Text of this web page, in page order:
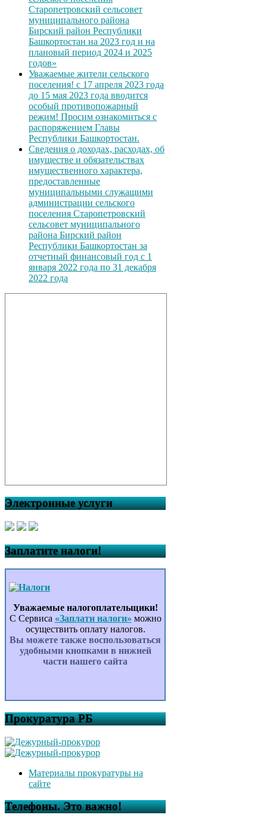
Старопетровский сельсовет
муниципального района
Бирский район Республики
Башкортостан на 2023 год и на
плановый период 2024 и 2025
годов»
Уважаемые жители сельского
поселения! с 17 апреля 2023 года
до 15 мая 2023 года вводится
особый противопожарный
режим! Просим ознакомиться с
распоряжением Главы
Республики Башкортостан.
Сведения о доходах, расходах, об
имуществе и обязательствах
имущественного характера,
предоставленные
муниципальными служащими
администрации сельского
поселения Старопетровский
сельсовет муниципального
района Бирский район
Республики Башкортостан за
отчетный финансовый год с 1
января 2022 года по 31 декабря
2022 года
Электронные услуги
Заплатите налоги!
Уважаемые налогоплательщики!
С Сервиса «Заплати налоги» можно
осуществить оплату налогов.
Вы можете также воспользоваться
удобными кнопками в нижней
части нашего сайта
Прокуратура РБ
Материалы прокуратуры на
сайте
Телефоны. Это важно!